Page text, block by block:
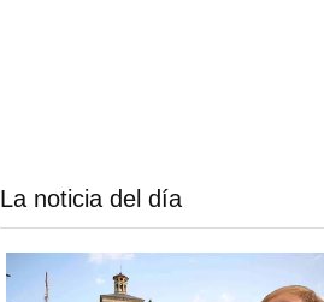
La noticia del día